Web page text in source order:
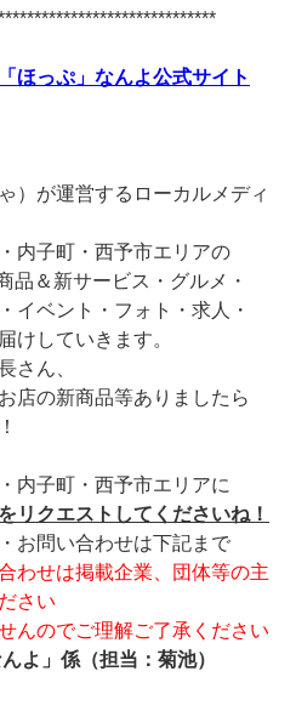
ほっぷ」なんよ公式サイト
）が運営するローカルメディ
内子町・西予市エリアの
品＆新サービス・グルメ・
イベント・フォト・求人・
けしていきます。
さん、
店の新商品等ありましたら
内子町・西予市エリアに
リクエストしてくださいね！
お問い合わせは下記まで
わせは掲載企業、団体等の主
さい
んのでご理解ご了承ください
よ」係（担当：菊池）